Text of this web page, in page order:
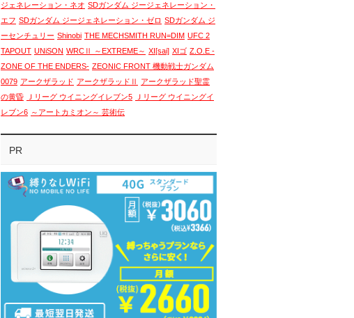
ジェネレーション・ネオ SDガンダム ジージェネレーション・
エフ SDガンダム ジージェネレーション・ゼロ SDガンダム ジ
ーセンチュリー Shinobi THE MECHSMITH RUN=DIM UFC 2
TAPOUT UNiSON WRCⅡ ～EXTREME～ XI[sai] XIゴ Z.O.E -
ZONE OF THE ENDERS- ZEONIC FRONT 機動戦士ガンダム
0079 アークザラッド アークザラッドⅡ
アークザラッド聖霊
の黄昏
Ｊリーグ ウイニングイレブン5
Ｊリーグ ウイニングイ
レブン6 ～アートカミオン～ 芸術伝
PR